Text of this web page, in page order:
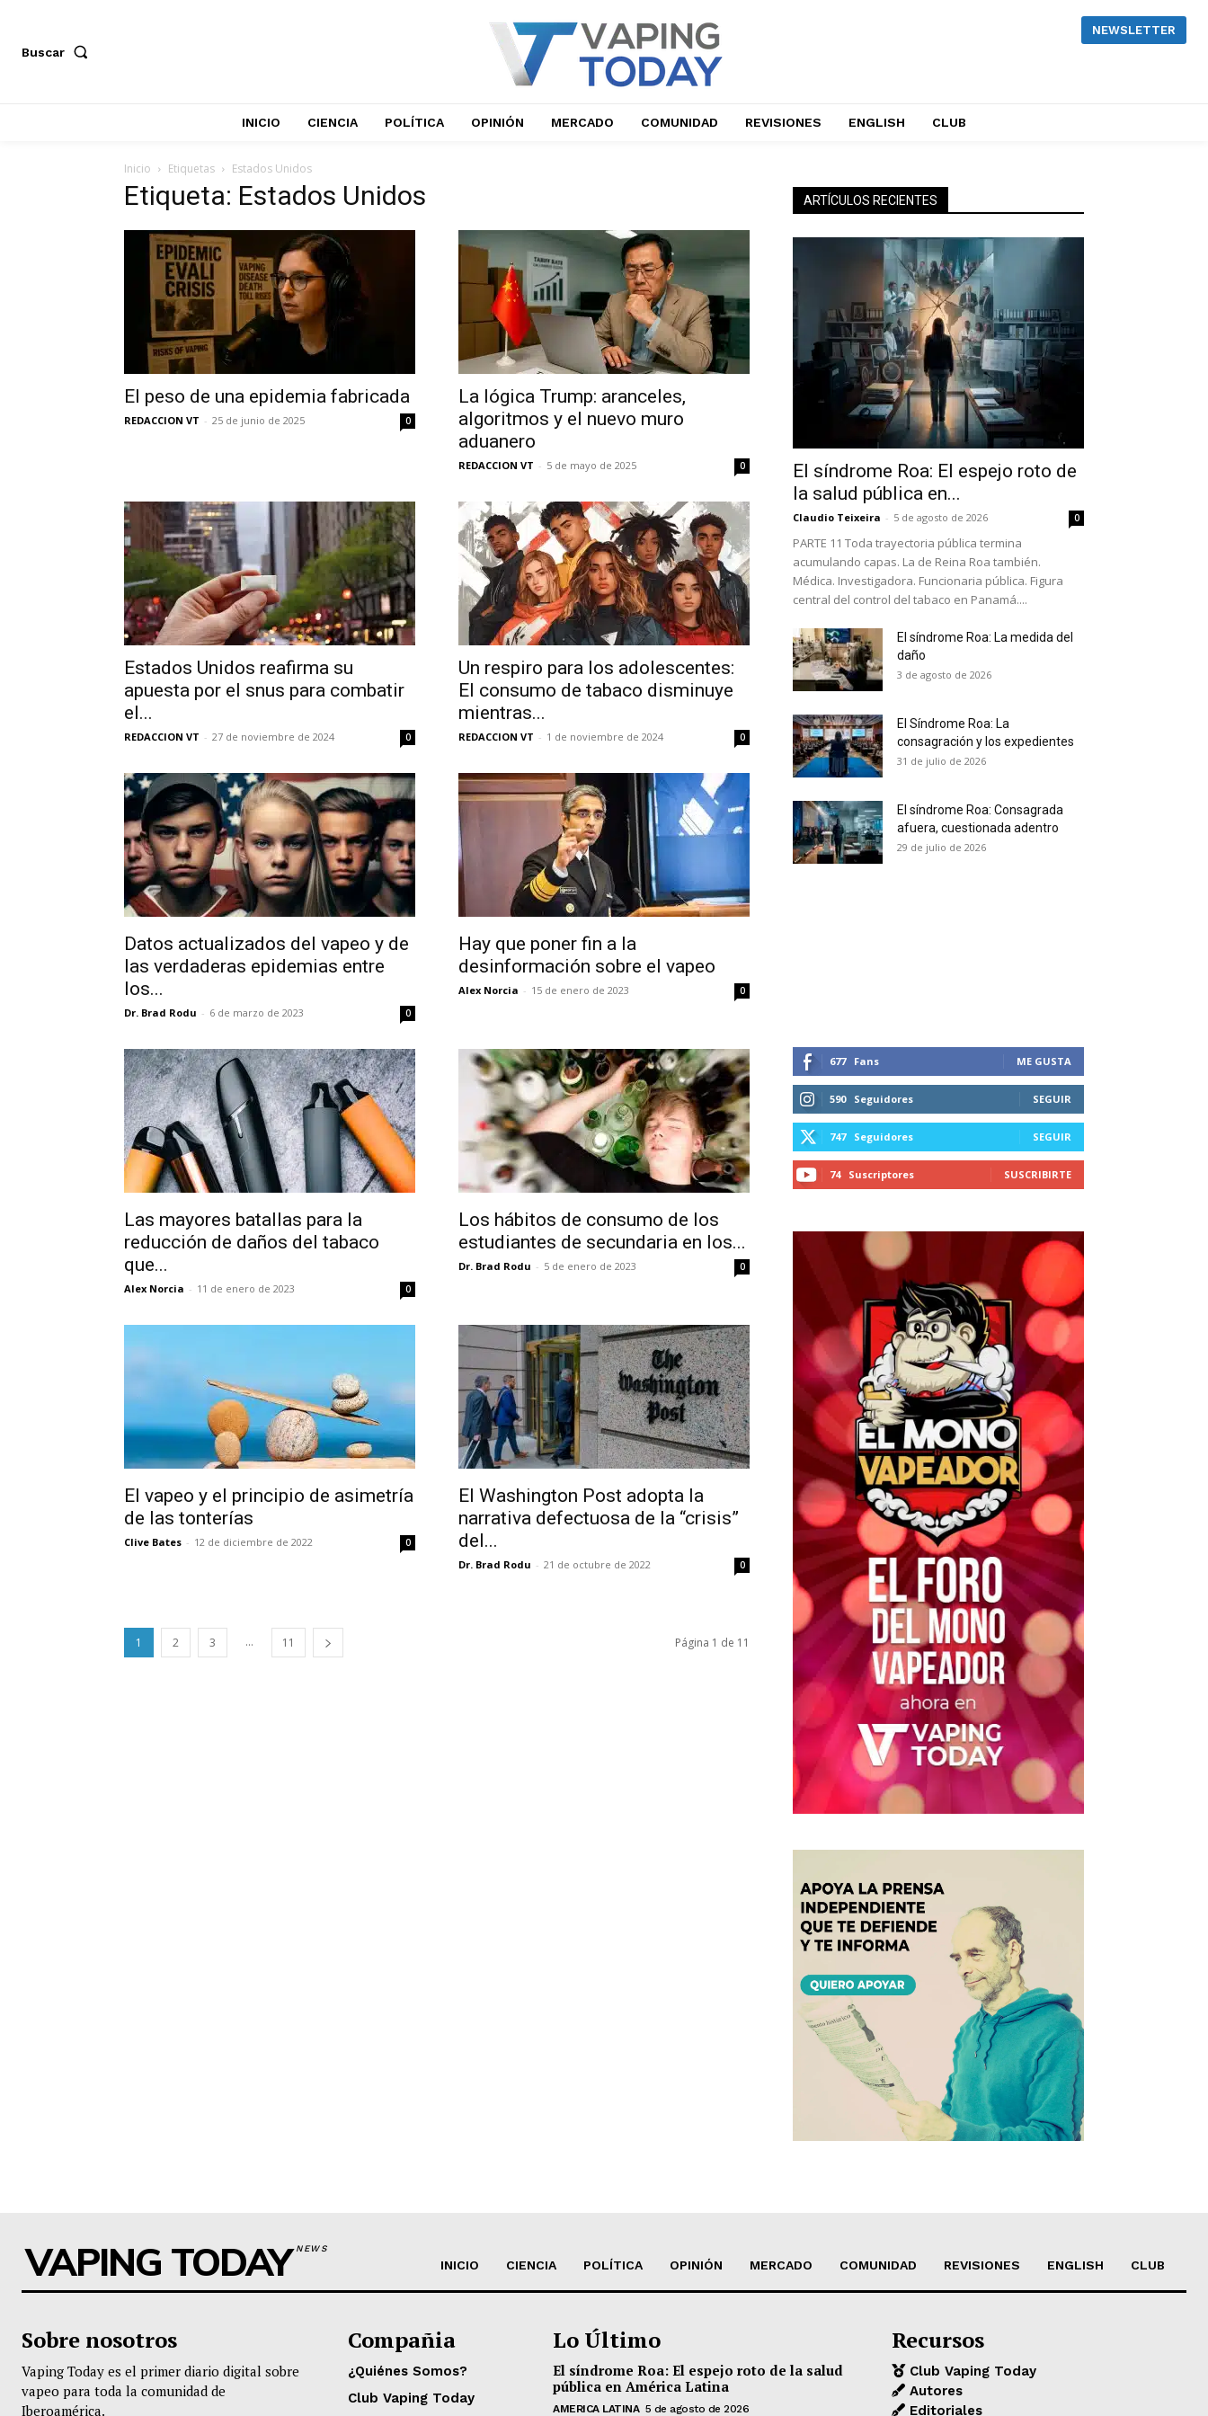
No te pierdas de las últimas
noticias
Suscríbete a nuestro boletín diario y recibe todas las
noticias del vapeo y la reducción de daños en tu correo
electrónico.
Subscribe to our daily clipping and receive all the news
of vaping and tobacco harm reduction in your email.
Buscar
NEWSLETTER
INICIO CIENCIA POLÍTICA OPINIÓN MERCADO COMUNIDAD REVISIONES ENGLISH CLUB
Inicio Etiquetas Estados Unidos
Etiqueta: Estados Unidos
El peso de una epidemia fabricada
REDACCION VT - 25 de junio de 2025 0
La lógica Trump: aranceles,
algoritmos y el nuevo muro
aduanero
REDACCION VT - 5 de mayo de 2025 0
Estados Unidos reafirma su
apuesta por el snus para combatir
el...
REDACCION VT - 27 de noviembre de 2024 0
Un respiro para los adolescentes:
El consumo de tabaco disminuye
mientras...
REDACCION VT - 1 de noviembre de 2024 0
Datos actualizados del vapeo y de
las verdaderas epidemias entre
los...
Dr. Brad Rodu - 6 de marzo de 2023 0
Hay que poner fin a la
desinformación sobre el vapeo
Alex Norcia - 15 de enero de 2023 0
Las mayores batallas para la
reducción de daños del tabaco
que...
Alex Norcia - 11 de enero de 2023 0
Los hábitos de consumo de los
estudiantes de secundaria en los...
Dr. Brad Rodu - 5 de enero de 2023 0
El vapeo y el principio de asimetría
de las tonterías
Clive Bates - 12 de diciembre de 2022 0
El Washington Post adopta la
narrativa defectuosa de la “crisis”
del...
Dr. Brad Rodu - 21 de octubre de 2022 0
1 2 3 ... 11 Página 1 de 11
ARTÍCULOS RECIENTES
El síndrome Roa: El espejo roto de
la salud pública en...
Claudio Teixeira - 5 de agosto de 2026 0
PARTE 11 Toda trayectoria pública termina
acumulando capas. La de Reina Roa también.
Médica. Investigadora. Funcionaria pública. Figura
central del control del tabaco en Panamá....
El síndrome Roa: La medida del
daño
3 de agosto de 2026
El Síndrome Roa: La
consagración y los expedientes
31 de julio de 2026
El síndrome Roa: Consagrada
afuera, cuestionada adentro
29 de julio de 2026
677 Fans ME GUSTA
590 Seguidores SEGUIR
747 Seguidores SEGUIR
74 Suscriptores SUSCRIBIRTE
VAPING TODAYNEWS
INICIO CIENCIA POLÍTICA OPINIÓN MERCADO COMUNIDAD REVISIONES ENGLISH CLUB
Sobre nosotros
Vaping Today es el primer diario digital sobre
vapeo para toda la comunidad de
Iberoamérica.
Compañia
¿Quiénes Somos?
Club Vaping Today
Lo Último
El síndrome Roa: El espejo roto de la salud
pública en América Latina
AMERICA LATINA 5 de agosto de 2026
Recursos
Club Vaping Today
Autores
Editoriales